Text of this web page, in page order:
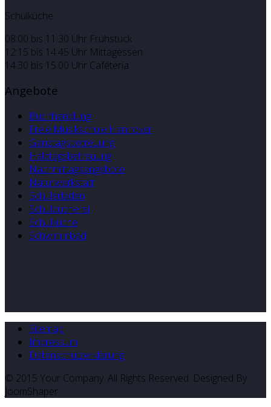
Schulküche
08:00 bis 11:30 Uhr Frühstück
12:15 bis 14:45 Uhr Mittagessen
14.30 bis 15.00 Uhr Caféteria
Angebote
Buchhandlung
Freie Musikschule Hannover
Ganztagsbetreuung
Halbtagsbetreuung
Nachmittagsangebote
Naturwerkstatt
Schülerladen
Schulbücherei
Schulküche
Schwimmbad
Sitemap
Impressum
Datenschutzerklärung
© 2015 Your Company. All Rights Reserved. Designed By
JoomShaper